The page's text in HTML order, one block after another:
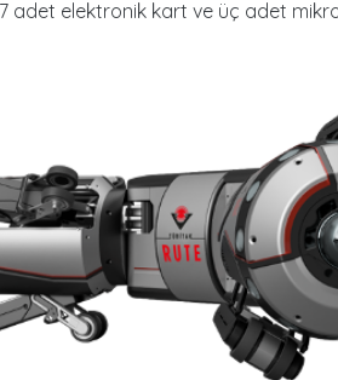
adet elektronik kart ve üç adet